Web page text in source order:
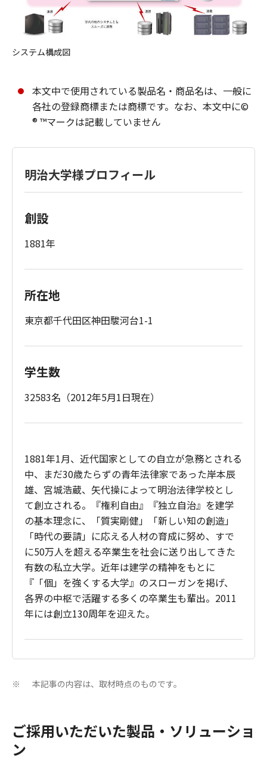
システム構成図
本文中で使用されている製品名・商品名は、一般に
各社の登録商標または商標です。なお、本文中に©
® ™マークは記載していません
明治大学様プロフィール
創設
1881年
所在地
東京都千代田区神田駿河台1-1
学生数
32583名（2012年5月1日現在）
1881年1月、近代国家としての自立が急務とされる
中、まだ30歳たらずの青年法律家であった岸本辰
雄、宮城浩蔵、矢代操によって明治法律学校とし
て創立される。『権利自由』『独立自治』を建学
の基本理念に、「質実剛健」「新しい知の創造」
「時代の要請」に応える人材の育成に努め、すで
に50万人を超える卒業生を社会に送り出してきた
有数の私立大学。近年は建学の精神をもとに
『「個」を強くする大学』のスローガンを掲げ、
各界の中枢で活躍する多くの卒業生も輩出。2011
年には創立130周年を迎えた。
※ 本記事の内容は、取材時点のものです。
ご採用いただいた製品・ソリューショ
ン